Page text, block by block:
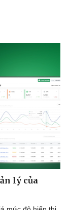
lý của